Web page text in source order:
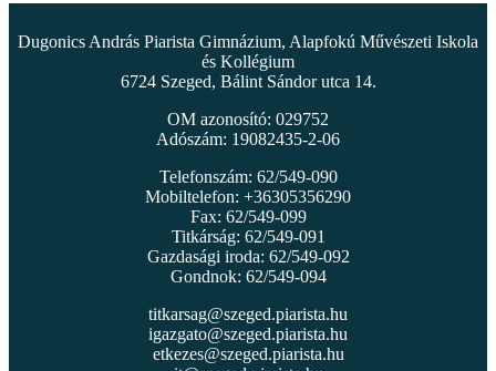
Dugonics András Piarista Gimnázium, Alapfokú Művészeti Iskola
és Kollégium
6724 Szeged, Bálint Sándor utca 14.
OM azonosító: 029752
Adószám: 19082435-2-06
Telefonszám: 62/549-090
Mobiltelefon: +36305356290
Fax: 62/549-099
Titkárság: 62/549-091
Gazdasági iroda: 62/549-092
Gondnok: 62/549-094
titkarsag@szeged.piarista.hu
igazgato@szeged.piarista.hu
etkezes@szeged.piarista.hu